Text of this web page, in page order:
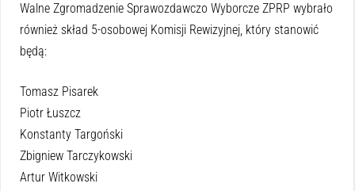
Walne Zgromadzenie Sprawozdawczo Wyborcze ZPRP wybrało
również skład 5-osobowej Komisji Rewizyjnej, który stanowić
będą:
Tomasz Pisarek
Piotr Łuszcz
Konstanty Targoński
Zbigniew Tarczykowski
Artur Witkowski